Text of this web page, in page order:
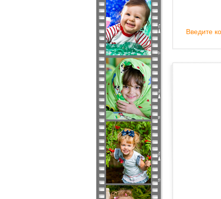
Введите